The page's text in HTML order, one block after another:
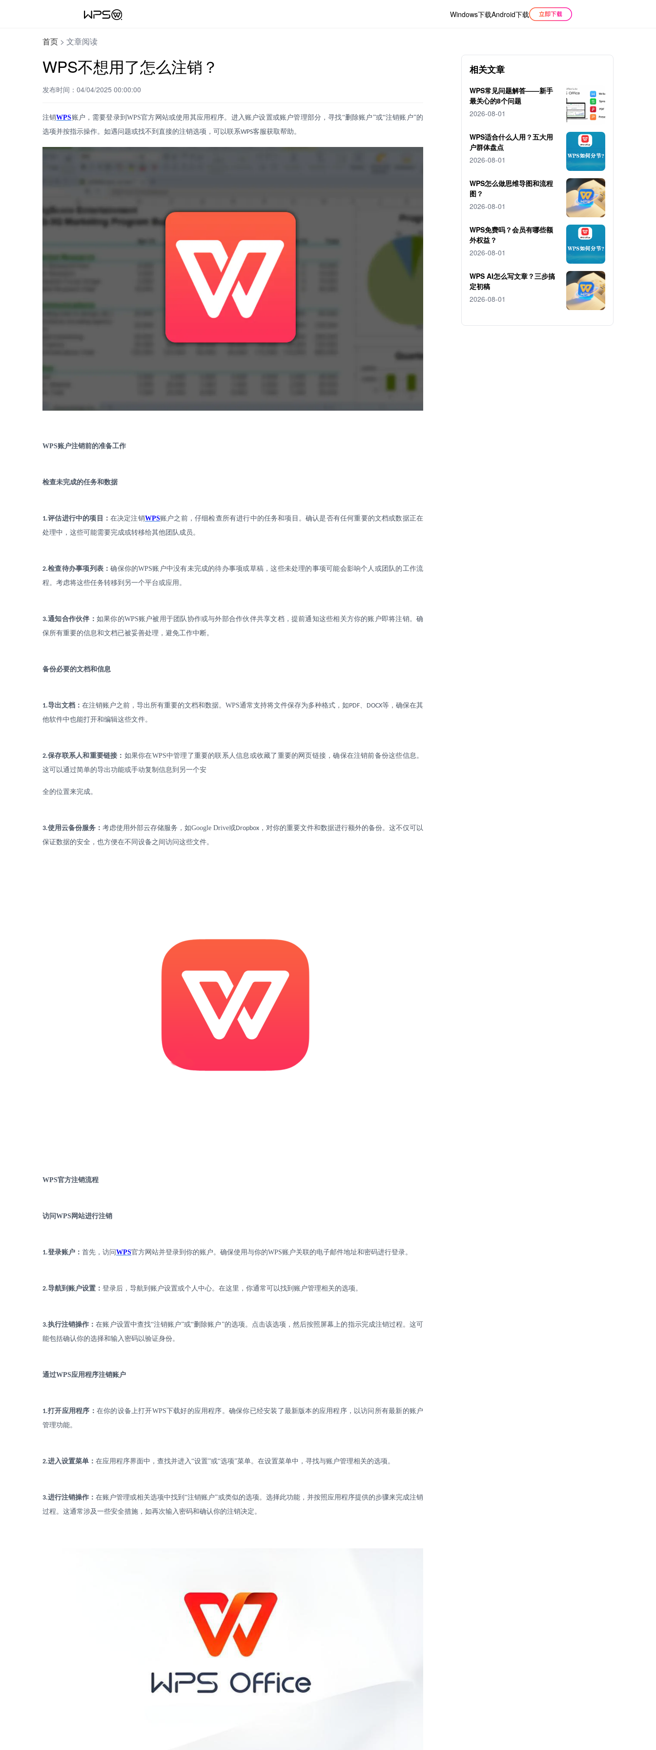
Windows下载Android下载
首页 > 文章阅读
WPS不想用了怎么注销？
发布时间：04/04/2025 00:00:00
注销WPS账户，需要登录到WPS官方网站或使用其应用程序。进入账户设置或账户管理部分，寻找“删除账户”或“注销账户”的
选项并按指示操作。如遇问题或找不到直接的注销选项，可以联系WPS客服获取帮助。
WPS账户注销前的准备工作
检查未完成的任务和数据
1.评估进行中的项目： 在决定注销WPS账户之前，仔细检查所有进行中的任务和项目。确认是否有任何重要的文档或数据正在
处理中，这些可能需要完成或转移给其他团队成员。
2.检查待办事项列表：确保你的WPS账户中没有未完成的待办事项或草稿，这些未处理的事项可能会影响个人或团队的工作流
程。考虑将这些任务转移到另一个平台或应用。
3.通知合作伙伴： 如果你的WPS账户被用于团队协作或与外部合作伙伴共享文档，提前通知这些相关方你的账户即将注销。确
保所有重要的信息和文档已被妥善处理，避免工作中断。
备份必要的文档和信息
1.导出文档：在注销账户之前，导出所有重要的文档和数据。WPS通常支持将文件保存为多种格式，如PDF DOCX等，确保在其
他软件中也能打开和编辑这些文件。
2.保存联系人和重要链接： 如果你在WPS中管理了重要的联系人信息或收藏了重要的网页链接，确保在注销前备份这些信息。
这可以通过简单的导出功能或手动复制信息到另一个安
全的位置来完成。
3.使用云备份服务：考虑使用外部云存储服务，如Google Drive或Dropbox ，对你的重要文件和数据进行额外的备份。这不仅可以
保证数据的安全，也方便在不同设备之间访问这些文件。
WPS官方注销流程
访问WPS网站进行注销
1.登录账户： 首先，访问WPS官方网站并登录到你的账户。确保使用与你的WPS账户关联的电子邮件地址和密码进行登录。
2.导航到账户设置： 登录后，导航到账户设置或个人中心。在这里，你通常可以找到账户管理相关的选项。
3.执行注销操作：在账户设置中查找“注销账户”或“删除账户”的选项。点击该选项，然后按照屏幕上的指示完成注销过程。这可
能包括确认你的选择和输入密码以验证身份。
通过WPS应用程序注销账户
1.打开应用程序： 在你的设备上打开WPS下载好的应用程序。确保你已经安装了最新版本的应用程序，以访问所有最新的账户
管理功能。
2.进入设置菜单： 在应用程序界面中，查找并进入 “设置”或“选项”菜单。在设置菜单中，寻找与账户管理相关的选项。
3.进行注销操作：在账户管理或相关选项中找到“注销账户”或类似的选项。选择此功能，并按照应用程序提供的步骤来完成注销
过程。这通常涉及一些安全措施，如再次输入密码和确认你的注销决定。
相关文章
WPS常见问题解答——新手
最关心的8个问题
2026-08-01
WPS适合什么人用？五大用
户群体盘点
2026-08-01
WPS怎么做思维导图和流程
图？
2026-08-01
WPS免费吗？会员有哪些额
外权益？
2026-08-01
WPS AI怎么写文章？三步搞
定初稿
2026-08-01